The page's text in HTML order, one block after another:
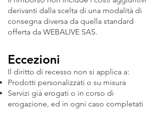
derivanti dalla scelta di una modalità di
consegna diversa da quella standard
offerta da WEBALIVE SAS.
Eccezioni
Il diritto di recesso non si applica a:
Prodotti personalizzati o su misura
Servizi già erogati o in corso di
erogazione, ed in ogni caso completati